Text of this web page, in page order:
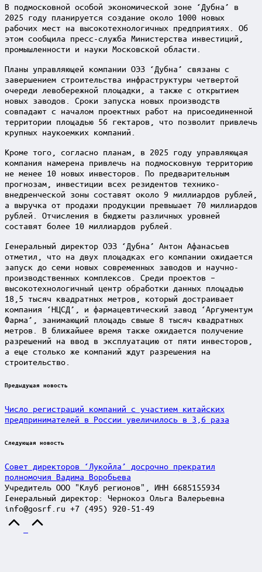
В подмосковной особой экономической зоне ‘Дубна’ в
2025 году планируется создание около 1000 новых
рабочих мест на высокотехнологичных предприятиях. Об
этом сообщила пресс-служба Министерства инвестиций,
промышленности и науки Московской области.
Планы управляющей компании ОЭЗ ‘Дубна’ связаны с
завершением строительства инфраструктуры четвертой
очереди левобережной площадки, а также с открытием
новых заводов. Сроки запуска новых производств
совпадают с началом проектных работ на присоединенной
территории площадью 56 гектаров, что позволит привлечь
крупных наукоемких компаний.
Кроме того, согласно планам, в 2025 году управляющая
компания намерена привлечь на подмосковную территорию
не менее 10 новых инвесторов. По предварительным
прогнозам, инвестиции всех резидентов технико-
внедренческой зоны составят около 9 миллиардов рублей,
а выручка от продажи продукции превышает 70 миллиардов
рублей. Отчисления в бюджеты различных уровней
составят более 10 миллиардов рублей.
Генеральный директор ОЭЗ ‘Дубна’ Антон Афанасьев
отметил, что на двух площадках его компании ожидается
запуск до семи новых современных заводов и научно-
производственных комплексов. Среди проектов –
высокотехнологичный центр обработки данных площадью
18,5 тысяч квадратных метров, который достраивает
компания ‘НЦСД’, и фармацевтический завод ‘Аргументум
Фарма’, занимающий площадь свыше 8 тысяч квадратных
метров. В ближайшее время также ожидается получение
разрешений на ввод в эксплуатацию от пяти инвесторов,
а еще столько же компаний ждут разрешения на
строительство.
Post
Предыдущая новость
Число регистраций компаний с участием китайских
предпринимателей в России увеличилось в 3,6 раза
Следующая новость
Совет директоров ‘Лукойла’ досрочно прекратил
полномочия Вадима Воробьева
Учредитель ООО "Клуб регионов", ИНН 6685155934
Генеральный директор: Чернокоз Ольга Валерьевна
info@gosrf.ru +7 (495) 920-51-49